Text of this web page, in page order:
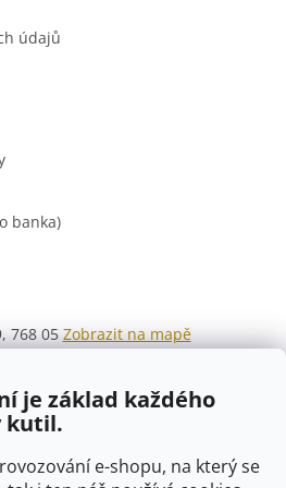
je základ každého
kutil.
e-shopu, na který se
údajů
banka)
768 05 Zobrazit na mapě